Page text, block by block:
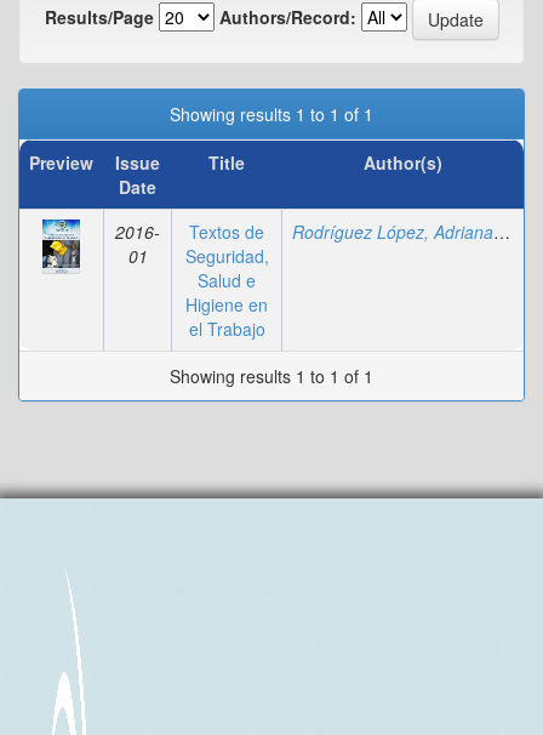
Results/Page
Authors/Record:
Showing results 1 to 1 of 1
Preview
Issue
Date
Title Author(s)
2016-
01
Textos de
Seguridad,
Salud e
Higiene en
el Trabajo
Rodríguez López, Adriana
;
Showing results 1 to 1 of 1